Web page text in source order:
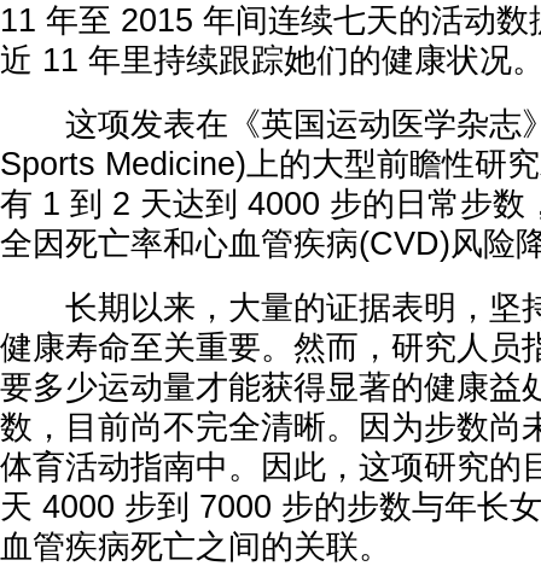
11 年至 2015 年间连续七天的活动
近 11 年里持续跟踪她们的健康状况
这项发表在《英国运动医学杂志
Sports Medicine)上的大型前瞻性研
有 1 到 2 天达到 4000 步的日常步数
全因死亡率和心血管疾病(CVD)风险
长期以来，大量的证据表明，坚
健康寿命至关重要。然而，研究人员
要多少运动量才能获得显著的健康益
数，目前尚不完全清晰。因为步数尚
体育活动指南中。因此，这项研究的
天 4000 步到 7000 步的步数与年长
血管疾病死亡之间的关联。